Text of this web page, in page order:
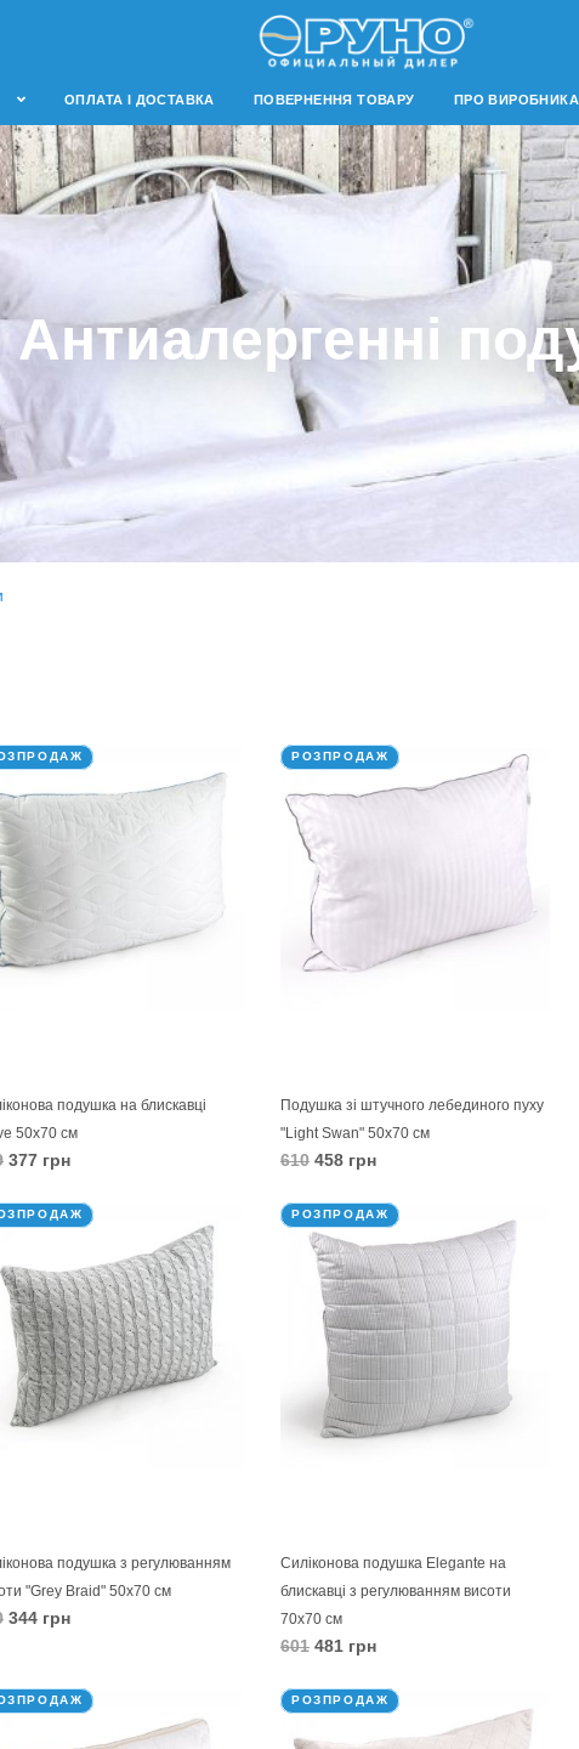
ОПЛАТА І ДОСТАВКА ПОВЕРНЕННЯ ТОВАРУ ПРО ВИРОБНИКА
Антиалергенні
подушка на блискавці
50х70 см
377 грн
РОЗПРОДАЖ
Подушка зі штучного лебединого пуху
"Light Swan" 50х70 см
610 458 грн
подушка з регулюванням
"Grey Braid" 50х70 см
344 грн
РОЗПРОДАЖ
Силіконова подушка Elegante на
блискавці з регулюванням висоти
70х70 см
601 481 грн
РОЗПРОДАЖ